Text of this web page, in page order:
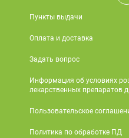
Пункты выдачи
Оплата и доставка
Задать вопрос
Информация об условиях
лекарственных препаратов
Пользовательское
Политика по обработке ПД